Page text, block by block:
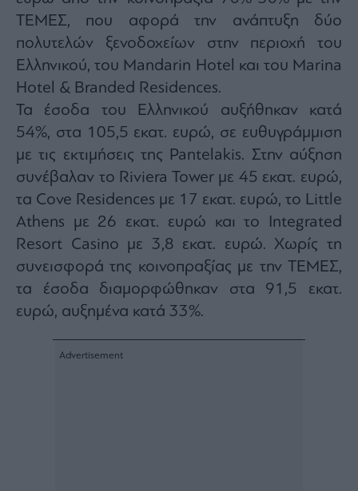
ΤΕΜΕΣ, που αφορά την ανάπτυξη δύο
πολυτελών ξενοδοχείων στην περιοχή του
Ελληνικού, του Mandarin Hotel και του Marina
Hotel & Branded Residences.
Τα έσοδα του Ελληνικού αυξήθηκαν κατά
54%, στα 105,5 εκατ. ευρώ, σε ευθυγράμμιση
με τις εκτιμήσεις της Pantelakis. Στην αύξηση
συνέβαλαν το Riviera Tower με 45 εκατ. ευρώ,
τα Cove Residences με 17 εκατ. ευρώ, το Little
Athens με 26 εκατ. ευρώ και το Integrated
Resort Casino με 3,8 εκατ. ευρώ. Χωρίς τη
συνεισφορά της κοινοπραξίας με την ΤΕΜΕΣ,
τα έσοδα διαμορφώθηκαν στα 91,5 εκατ.
ευρώ, αυξημένα κατά 33%.